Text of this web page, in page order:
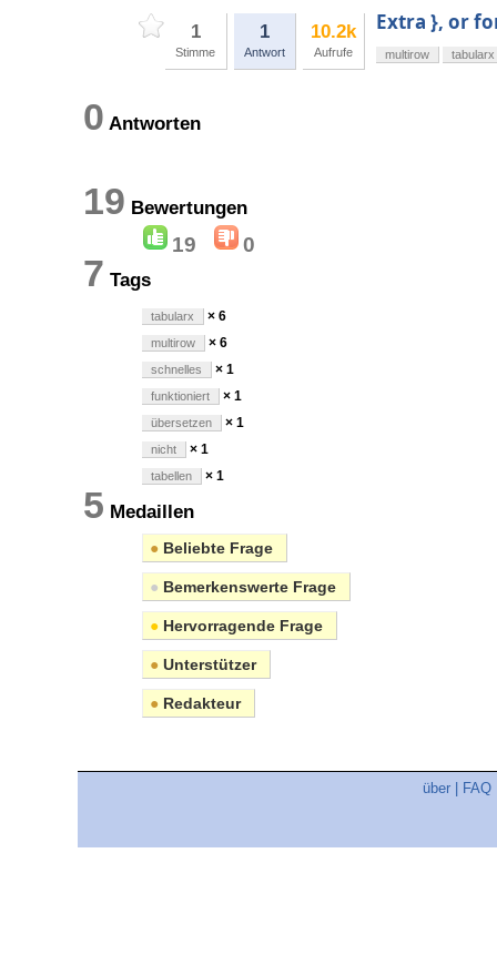
1
Stimme
1
Antwort
10.2k
Aufrufe
Extra }, or
multirow tabularx
0 Antworten
19 Bewertungen
19 0
7 Tags
tabularx × 6
multirow × 6
schnelles × 1
funktioniert × 1
übersetzen × 1
nicht × 1
tabellen × 1
5 Medaillen
● Beliebte Frage
● Bemerkenswerte Frage
● Hervorragende Frage
● Unterstützer
● Redakteur
über FAQ